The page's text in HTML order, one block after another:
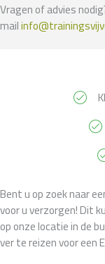
Vragen of advies
mail
Bent u op zoek naar
voor u verzorgen! Dit
op onze locatie in de
ver te reizen voor een